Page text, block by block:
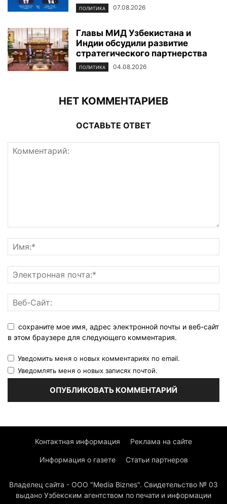
ПОЛИТИКА 07.08.2026
Главы МИД Узбекистана и
Индии обсудили развитие
стратегического партнерства
ПОЛИТИКА 04.08.2026
НЕТ КОММЕНТАРИЕВ
ОСТАВЬТЕ ОТВЕТ
сохраните мое имя, адрес электронной почты и веб-сайт
в этом браузере для следующего комментария.
Уведомить меня о новых комментариях по email.
Уведомлять меня о новых записях почтой.
Контактная информация Реклама на сайте
Информация о газете Статьи партнеров
Владелец сайта - ООО "Media Biznes". Свидетельство № 03
выдано Узбекским агентством по печати и информации